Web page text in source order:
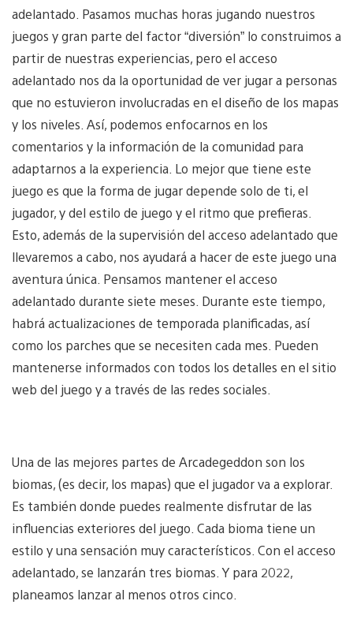
adelantado. Pasamos muchas horas jugando nuestros
juegos y gran parte del factor “diversión” lo construimos a
partir de nuestras experiencias, pero el acceso
adelantado nos da la oportunidad de ver jugar a personas
que no estuvieron involucradas en el diseño de los mapas
y los niveles. Así, podemos enfocarnos en los
comentarios y la información de la comunidad para
adaptarnos a la experiencia. Lo mejor que tiene este
juego es que la forma de jugar depende solo de ti, el
jugador, y del estilo de juego y el ritmo que prefieras.
Esto, además de la supervisión del acceso adelantado que
llevaremos a cabo, nos ayudará a hacer de este juego una
aventura única. Pensamos mantener el acceso
adelantado durante siete meses. Durante este tiempo,
habrá actualizaciones de temporada planificadas, así
como los parches que se necesiten cada mes. Pueden
mantenerse informados con todos los detalles en el sitio
web del juego y a través de las redes sociales.
Una de las mejores partes de Arcadegeddon son los
biomas, (es decir, los mapas) que el jugador va a explorar.
Es también donde puedes realmente disfrutar de las
influencias exteriores del juego. Cada bioma tiene un
estilo y una sensación muy característicos. Con el acceso
adelantado, se lanzarán tres biomas. Y para 2022,
planeamos lanzar al menos otros cinco.